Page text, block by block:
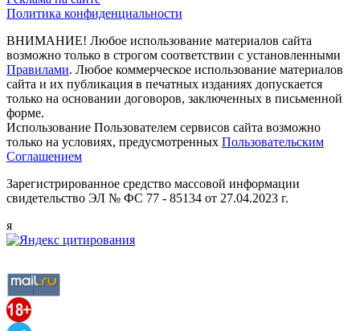
Политика конфиденциальности
ВНИМАНИЕ! Любое использование материалов сайта
возможно только в строгом соответствии с установленными
Правилами. Любое коммерческое использование материалов
сайта и их публикация в печатных изданиях допускается
только на основании договоров, заключенных в письменной
форме.
Использование Пользователем сервисов сайта возможно
только на условиях, предусмотренных Пользовательским
Соглашением
Зарегистрированное средство массовой информации
свидетельство ЭЛ № ФС 77 - 85134 от 27.04.2023 г.
я